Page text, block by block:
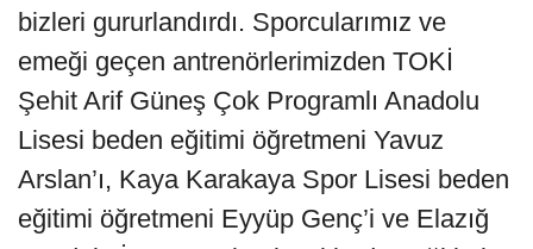
bizleri gururlandırdı. Sporcularımız ve
emeği geçen antrenörlerimizden TOKİ
Şehit Arif Güneş Çok Programlı Anadolu
Lisesi beden eğitimi öğretmeni Yavuz
Arslan’ı, Kaya Karakaya Spor Lisesi beden
eğitimi öğretmeni Eyyüp Genç’i ve Elazığ